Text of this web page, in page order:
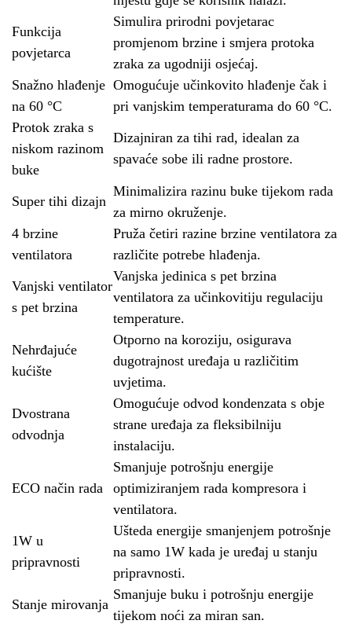
Funkcija
povjetarca
Simulira prirodni povjetarac
promjenom brzine i smjera protoka
zraka za ugodniji osjećaj.
Snažno hlađenje
na 60 °C
Omogućuje učinkovito hlađenje čak i
pri vanjskim temperaturama do 60 °C.
Protok zraka s
niskom razinom
buke
Dizajniran za tihi rad, idealan za
spavaće sobe ili radne prostore.
Super tihi dizajn
Minimalizira razinu buke tijekom rada
za mirno okruženje.
4 brzine
ventilatora
Pruža četiri razine brzine ventilatora za
različite potrebe hlađenja.
Vanjski ventilator
s pet brzina
Vanjska jedinica s pet brzina
ventilatora za učinkovitiju regulaciju
temperature.
Nehrđajuće
kućište
Otporno na koroziju, osigurava
dugotrajnost uređaja u različitim
uvjetima.
Dvostrana
odvodnja
Omogućuje odvod kondenzata s obje
strane uređaja za fleksibilniju
instalaciju.
ECO način rada
Smanjuje potrošnju energije
optimiziranjem rada kompresora i
ventilatora.
1W u
pripravnosti
Ušteda energije smanjenjem potrošnje
na samo 1W kada je uređaj u stanju
pripravnosti.
Stanje mirovanja
Smanjuje buku i potrošnju energije
tijekom noći za miran san.